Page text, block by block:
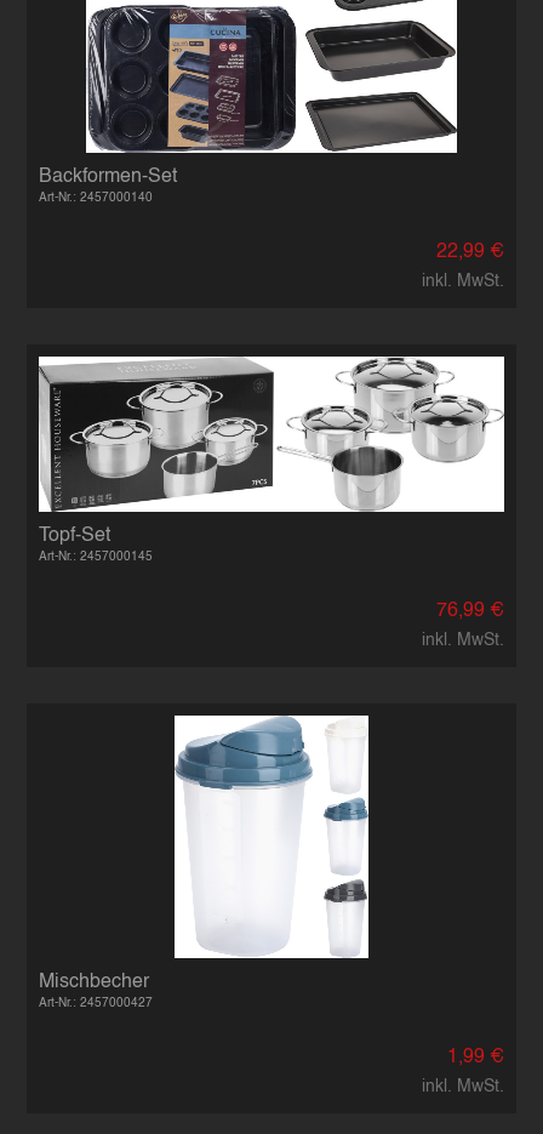
Backformen-Set
Art-Nr.: 2457000140
22,99 €
inkl. MwSt.
Topf-Set
Art-Nr.: 2457000145
76,99 €
inkl. MwSt.
Mischbecher
Art-Nr.: 2457000427
1,99 €
inkl. MwSt.